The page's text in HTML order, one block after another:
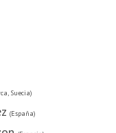
Suecia)
(España)